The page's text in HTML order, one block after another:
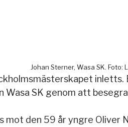
Johan Sterner, Wasa SK. Foto:
SK genom att
mot den 59 år yngre Oliver